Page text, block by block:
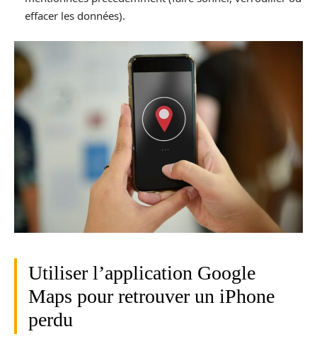
effacer les données).
Utiliser l’application Google
Maps pour retrouver un iPhone
perdu